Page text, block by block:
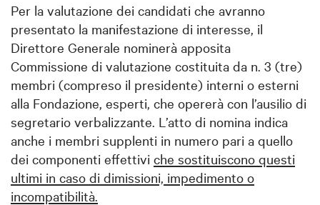
Per la valutazione dei candidati che avranno
presentato la manifestazione di interesse, il
Direttore Generale nominerà apposita
Commissione di valutazione costituita da n. 3 (tre)
membri (compreso il presidente) interni o esterni
alla Fondazione, esperti, che opererà con l’ausilio di
segretario verbalizzante. L’atto di nomina indica
anche i membri supplenti in numero pari a quello
dei componenti effettivi che sostituiscono questi
ultimi in caso di dimissioni, impedimento o
incompatibilità.